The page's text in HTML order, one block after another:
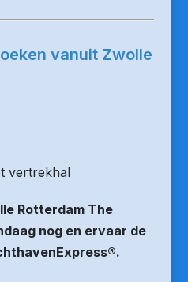
vanuit Zwolle
vertrekhal
Rotterdam The
nog en ervaar de